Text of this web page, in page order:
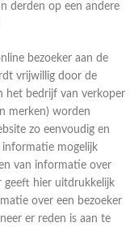
derden op een andere
bezoeker aan de
vrijwillig door de
het bedrijf van verkoper
merken) worden
zo eenvoudig en
informatie mogelijk
van informatie over
geeft hier uitdrukkelijk
over een bezoeker
er reden is aan te